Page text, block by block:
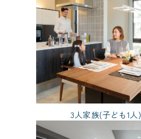
3人家族(子ども1人)